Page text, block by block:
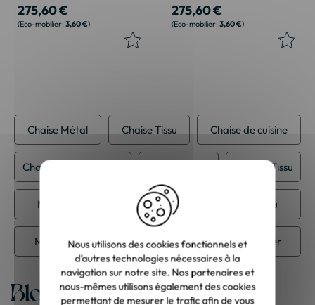
275,60 €
3,60 €
275,60 €
3,60 €
Chaise Métal Chaise Tissu Chaise de cuisine
Chaise salle à manger Meuble Tissu
Meuble contemporain Meuble de bureau
Meuble de cuisine Meuble de salle à manger
Blog
Nous utilisons des cookies fonctionnels et
d’autres technologies nécessaires à la
navigation sur notre site. Nos partenaires et
nous-mêmes utilisons également des cookies
permettant de mesurer le trafic afin de vous